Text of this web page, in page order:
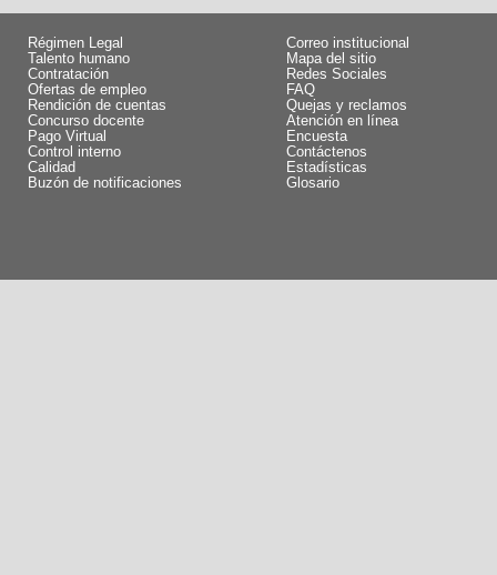
Régimen Legal
Talento humano
Contratación
Ofertas de empleo
Rendición de cuentas
Concurso docente
Pago Virtual
Control interno
Calidad
Buzón de notificaciones
Correo institucional
Mapa del sitio
Redes Sociales
FAQ
Quejas y reclamos
Atención en línea
Encuesta
Contáctenos
Estadísticas
Glosario